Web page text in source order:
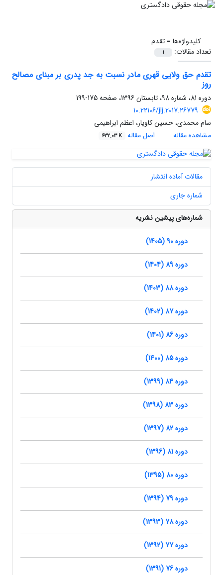
کلیدواژه‌ها =تقدم
تعداد مقالات:
1
تقدم حق ولایی قهری مادر نسبت به جد پدری بر مبنای مصالح
روز
دوره 81، شماره 98، تابستان 1396، صفحه
175-199
10.22106/jlj.2017.26779
سام محمدی، حسین کاویار، اعظم ابراهیمی
مشاهده مقاله
اصل مقاله 432.03 K
مقالات آماده انتشار
شماره جاری
شماره‌های پیشین نشریه
دوره 90 (1405)
دوره 89 (1404)
دوره 88 (1403)
دوره 87 (1402)
دوره 86 (1401)
دوره 85 (1400)
دوره 84 (1399)
دوره 83 (1398)
دوره 82 (1397)
دوره 81 (1396)
دوره 80 (1395)
دوره 79 (1394)
دوره 78 (1393)
دوره 77 (1392)
دوره 76 (1391)